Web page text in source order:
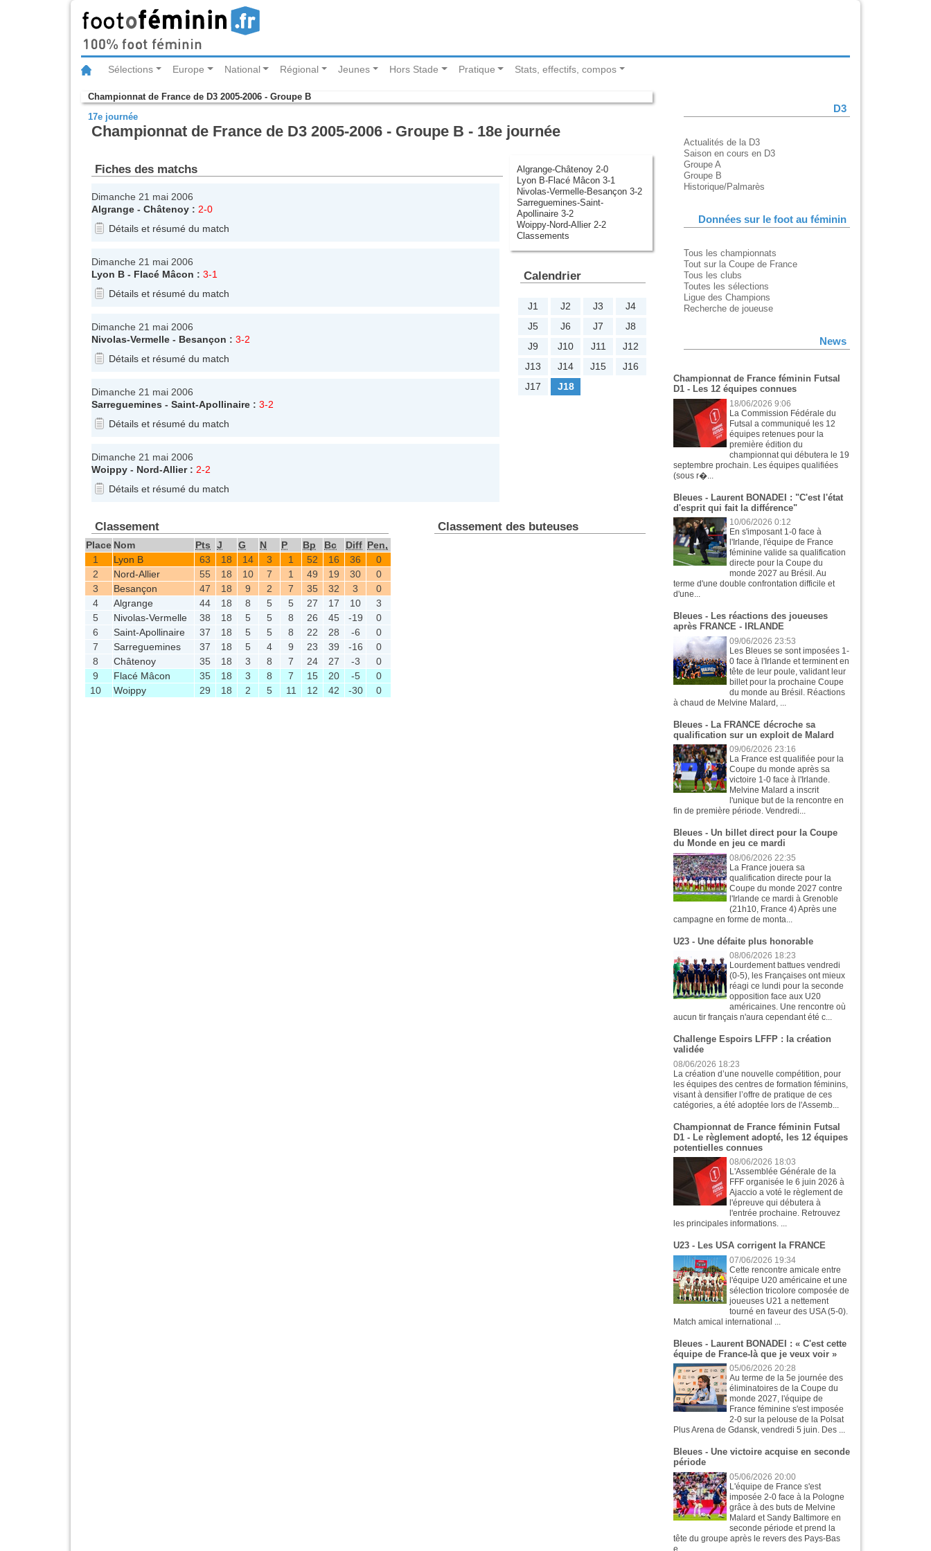
Sélections Europe National Régional Jeunes Hors Stade Pratique Stats, effectifs, compos
Championnat de France de D3 2005-2006 - Groupe B
17e journée
Championnat de France de D3 2005-2006 - Groupe B - 18e journée
Algrange-Châtenoy 2-0
Lyon B-Flacé Mâcon 3-1
Nivolas-Vermelle-Besançon 3-2
Sarreguemines-Saint-
Apollinaire 3-2
Woippy-Nord-Allier 2-2
Classements
Fiches des matchs
Dimanche 21 mai 2006
Algrange - Châtenoy : 2-0
Détails et résumé du match
Dimanche 21 mai 2006
Lyon B - Flacé Mâcon : 3-1
Détails et résumé du match
Dimanche 21 mai 2006
Nivolas-Vermelle - Besançon : 3-2
Détails et résumé du match
Dimanche 21 mai 2006
Sarreguemines - Saint-Apollinaire : 3-2
Détails et résumé du match
Dimanche 21 mai 2006
Woippy - Nord-Allier: 2-2
Détails et résumé du match
Calendrier
J1 J2 J3
J4
J5
J6 J7
J8
J9
J10 J11
J12
J13
J14 J15
J16
J17
J18
Classement
Place Nom Pts J G N P Bp Bc Diff Pen,
1
Lyon B 63 18 14 3 1 52 16 36
0
2
Nord-Allier 55 18 10 7 1 49 19 30
0
3
Besançon 47 18 9 2 7 35 32 3
0
4
Algrange 44 18 8 5 5 27 17 10
3
5
Nivolas-Vermelle 38 18 5 5 8 26 45 -19
0
6
Saint-Apollinaire 37 18 5 5 8 22 28 -6
0
7
Sarreguemines 37 18 5 4 9 23 39 -16
0
8
Châtenoy 35 18 3 8 7 24 27 -3
0
9
Flacé Mâcon 35 18 3 8 7 15 20 -5
0
10
Woippy 29 18 2 5 11 12 42 -30 0
Classement des buteuses
D3
Actualités de la D3
Saison en cours en D3
Groupe A
Groupe B
Historique/Palmarès
Données sur le foot au féminin
Tous les championnats
Tout sur la Coupe de France
Tous les clubs
Toutes les sélections
Ligue des Champions
Recherche de joueuse
News
Championnat de France féminin Futsal
D1 - Les 12 équipes connues
18/06/2026 9:06
La Commission Fédérale du
Futsal a communiqué les 12
équipes retenues pour la
première édition du
championnat qui débutera le 19
septembre prochain. Les équipes qualifiées
(sous r�...
Bleues - Laurent BONADEI : "C'est l'état
d'esprit qui fait la différence"
10/06/2026 0:12
En s'imposant 1-0 face à
l'Irlande, l'équipe de France
féminine valide sa qualification
directe pour la Coupe du
monde 2027 au Brésil. Au
terme d'une double confrontation difficile et
d'une...
Bleues - Les réactions des joueuses
après FRANCE - IRLANDE
09/06/2026 23:53
Les Bleues se sont imposées 1-
0 face à l'Irlande et terminent en
tête de leur poule, validant leur
billet pour la prochaine Coupe
du monde au Brésil. Réactions
à chaud de Melvine Malard, ...
Bleues - La FRANCE décroche sa
qualification sur un exploit de Malard
09/06/2026 23:16
La France est qualifiée pour la
Coupe du monde après sa
victoire 1-0 face à l'Irlande.
Melvine Malard a inscrit
l'unique but de la rencontre en
fin de première période. Vendredi...
Bleues - Un billet direct pour la Coupe
du Monde en jeu ce mardi
08/06/2026 22:35
La France jouera sa
qualification directe pour la
Coupe du monde 2027 contre
l'Irlande ce mardi à Grenoble
(21h10, France 4) Après une
campagne en forme de monta...
U23 - Une défaite plus honorable
08/06/2026 18:23
Lourdement battues vendredi
(0-5), les Françaises ont mieux
réagi ce lundi pour la seconde
opposition face aux U20
américaines. Une rencontre où
aucun tir français n'aura cependant été c...
Challenge Espoirs LFFP : la création
validée
08/06/2026 18:23
La création d’une nouvelle compétition, pour
les équipes des centres de formation féminins,
visant à densifier l’offre de pratique de ces
catégories, a été adoptée lors de l'Assemb...
Championnat de France féminin Futsal
D1 - Le règlement adopté, les 12 équipes
potentielles connues
08/06/2026 18:03
L'Assemblée Générale de la
FFF organisée le 6 juin 2026 à
Ajaccio a voté le règlement de
l'épreuve qui débutera à
l'entrée prochaine. Retrouvez
les principales informations. ...
U23 - Les USA corrigent la FRANCE
07/06/2026 19:34
Cette rencontre amicale entre
l'équipe U20 américaine et une
sélection tricolore composée de
joueuses U21 a nettement
tourné en faveur des USA (5-0).
Match amical international ...
Bleues - Laurent BONADEI : « C'est cette
équipe de France-là que je veux voir »
05/06/2026 20:28
Au terme de la 5e journée des
éliminatoires de la Coupe du
monde 2027, l'équipe de
France féminine s'est imposée
2-0 sur la pelouse de la Polsat
Plus Arena de Gdansk, vendredi 5 juin. Des ...
Bleues - Une victoire acquise en seconde
période
05/06/2026 20:00
L'équipe de France s'est
imposée 2-0 face à la Pologne
grâce à des buts de Melvine
Malard et Sandy Baltimore en
seconde période et prend la
tête du groupe après le revers des Pays-Bas
e...